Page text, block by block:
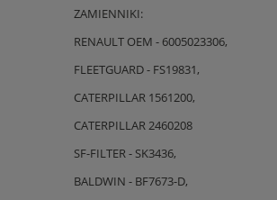
ZAMIENNIKI:
RENAULT OEM - 6005023306,
FLEETGUARD - FS19831,
CATERPILLAR 1561200,
CATERPILLAR 2460208
SF-FILTER - SK3436,
BALDWIN - BF7673-D,